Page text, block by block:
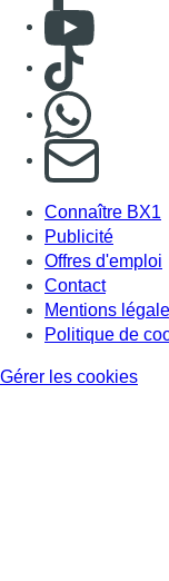
Consulter
Consulter
Connaître BX1
Publicité
Offres d'emploi
Contact
Mentions
Politique de
Gérer les cookies